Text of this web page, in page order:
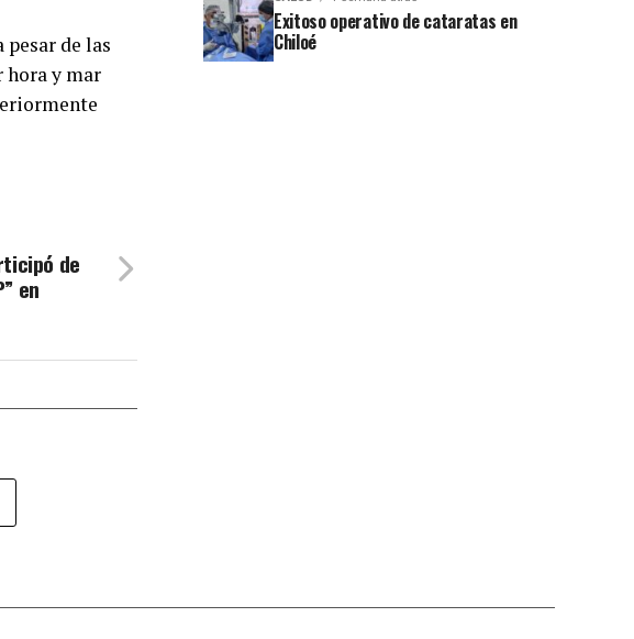
pesar de las
hora y mar
de
en
Exitoso operativo de cataratas en
Chiloé